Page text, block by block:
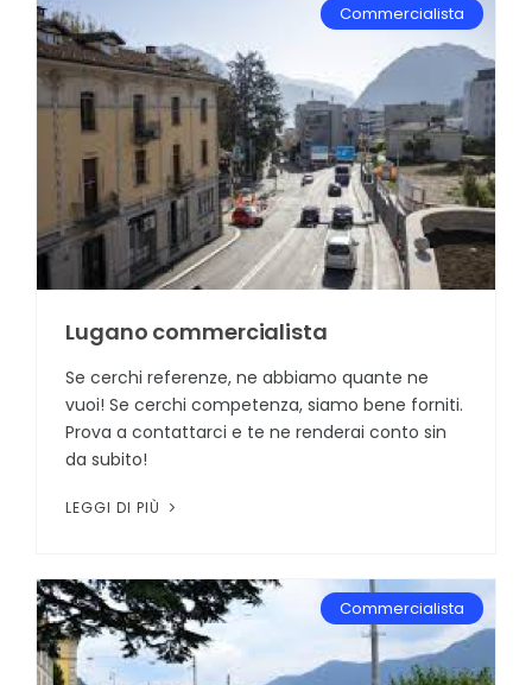
Commercialista
Lugano commercialista
Se cerchi referenze, ne abbiamo quante ne
vuoi! Se cerchi competenza, siamo bene forniti.
Prova a contattarci e te ne renderai conto sin
da subito!
LEGGI DI PIÙ
Commercialista